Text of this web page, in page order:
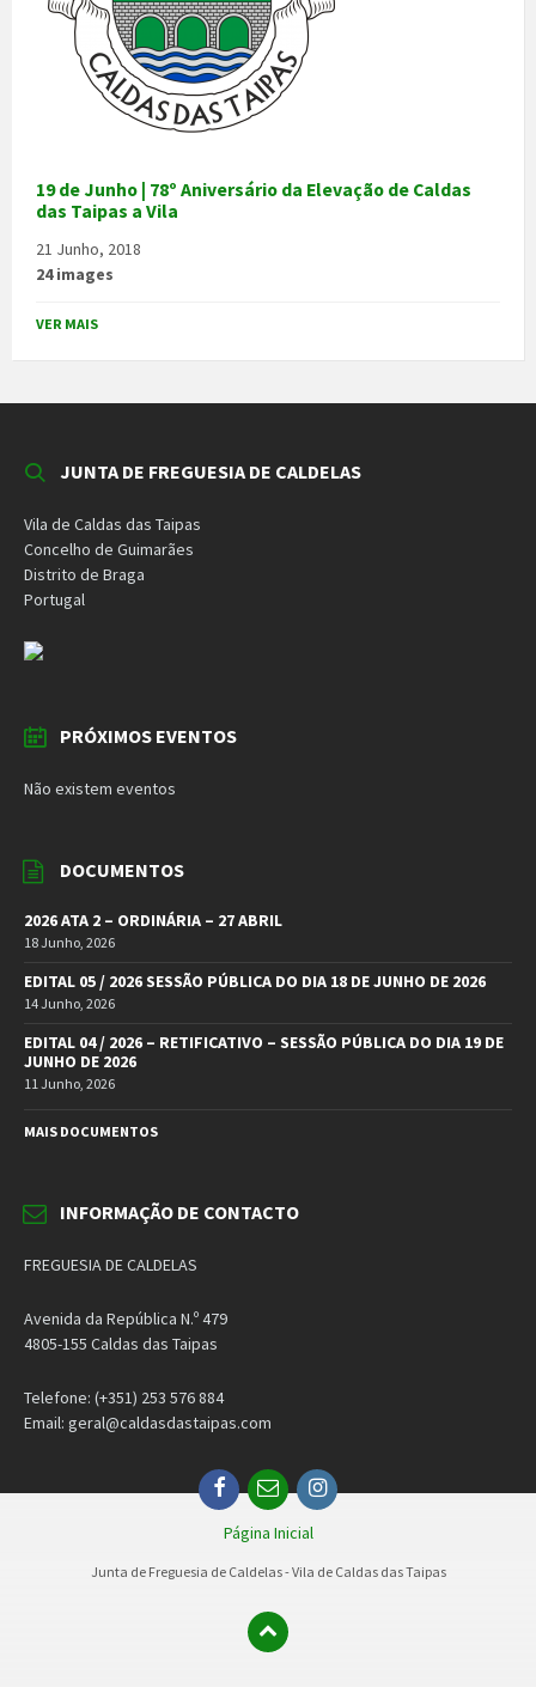
19 de Junho | 78º Aniversário da Elevação de Caldas
das Taipas a Vila
21 Junho, 2018
24 images
VER MAIS
JUNTA DE FREGUESIA DE CALDELAS
Vila de Caldas das Taipas
Concelho de Guimarães
Distrito de Braga
Portugal
PRÓXIMOS EVENTOS
Não existem eventos
DOCUMENTOS
2026 ATA 2 – ORDINÁRIA – 27 ABRIL
18 Junho, 2026
EDITAL 05 / 2026 SESSÃO PÚBLICA DO DIA 18 DE JUNHO DE 2026
14 Junho, 2026
EDITAL 04 / 2026 – RETIFICATIVO – SESSÃO PÚBLICA DO DIA 19 DE
JUNHO DE 2026
11 Junho, 2026
MAIS DOCUMENTOS
INFORMAÇÃO DE CONTACTO
FREGUESIA DE CALDELAS
Avenida da República N.º 479
4805-155 Caldas das Taipas
Telefone: (+351) 253 576 884
Email: geral@caldasdastaipas.com
Facebook
EmailInstagram
Página Inicial
Junta de Freguesia de Caldelas - Vila de Caldas das Taipas